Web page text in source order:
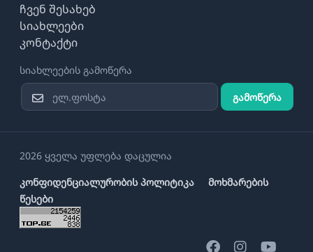
ჩვენ შესახებ
სიახლეები
კონტაქტი
სიახლეების გამოწერა
გამოწერა
2026 ყველა უფლება დაცულია
კონფიდენციალურობის პოლიტიკა
მოხმარების
წესები